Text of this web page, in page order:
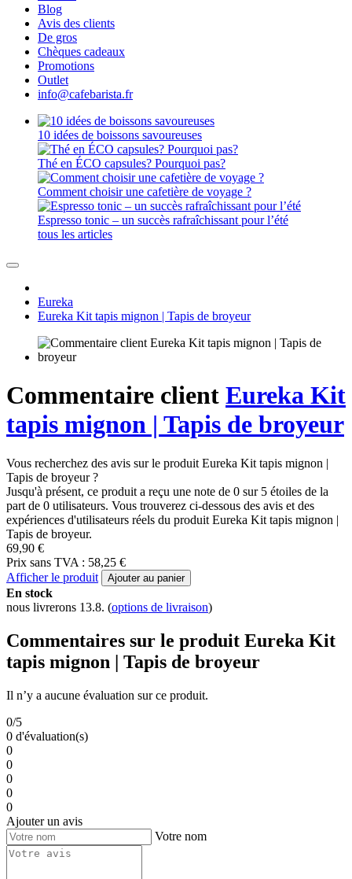
Blog
Avis des clients
De gros
Chèques cadeaux
Promotions
Outlet
info@cafebarista.fr
10 idées de boissons savoureuses
Thé en ÉCO capsules? Pourquoi pas?
Comment choisir une cafetière de voyage ?
Espresso tonic – un succès rafraîchissant pour l’été
tous les articles
Eureka
Eureka Kit tapis mignon | Tapis de broyeur
Commentaire client Eureka Kit
tapis mignon | Tapis de broyeur
Vous recherchez des avis sur le produit Eureka Kit tapis mignon |
Tapis de broyeur ?
Jusqu'à présent, ce produit a reçu une note de 0 sur 5 étoiles de la
part de 0 utilisateurs. Vous trouverez ci-dessous des avis et des
expériences d'utilisateurs réels du produit Eureka Kit tapis mignon |
Tapis de broyeur.
69,90 €
Prix sans TVA : 58,25 €
Afficher le produit
Ajouter au panier
En stock
nous livrerons 13.8. (options de livraison)
Commentaires sur le produit Eureka Kit
tapis mignon | Tapis de broyeur
Il n’y a aucune évaluation sur ce produit.
0/5
0 d'évaluation(s)
0
0
0
0
0
Ajouter un avis
Votre nom